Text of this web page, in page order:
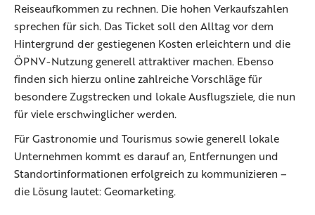
Reiseaufkommen zu rechnen. Die hohen Verkaufszahlen
sprechen für sich. Das Ticket soll den Alltag vor dem
Hintergrund der gestiegenen Kosten erleichtern und die
ÖPNV-Nutzung generell attraktiver machen. Ebenso
finden sich hierzu online zahlreiche Vorschläge für
besondere Zugstrecken und lokale Ausflugsziele, die nun
für viele erschwinglicher werden.
Für Gastronomie und Tourismus sowie generell lokale
Unternehmen kommt es darauf an, Entfernungen und
Standortinformationen erfolgreich zu kommunizieren –
die Lösung lautet: Geomarketing.